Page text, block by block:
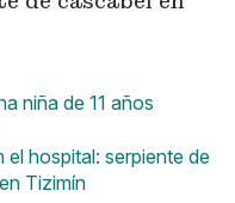
niña de 11 años
hospital: serpiente de
Tizimín